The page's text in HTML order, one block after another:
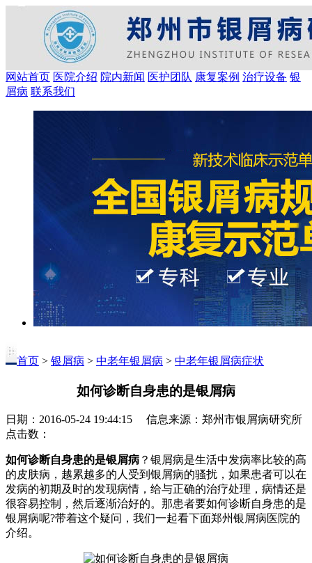
网站首页 医院介绍 院内新闻 医护团队 康复案例 治疗设备 银
屑病 联系我们
首页 > 银屑病 > 中老年银屑病 > 中老年银屑病症状
如何诊断自身患的是银屑病
日期：2016-05-24 19:44:15 信息来源：郑州市银屑病研究所
点击数：
如何诊断自身患的是银屑病 ？银屑病是生活中发病率比较的高
的皮肤病，越累越多的人受到银屑病的骚扰，如果患者可以在
发病的初期及时的发现病情，给与正确的治疗处理，病情还是
很容易控制，然后逐渐治好的。那患者要如何诊断自身患的是
银屑病呢?带着这个疑问，我们一起看下面郑州银屑病医院的
介绍。